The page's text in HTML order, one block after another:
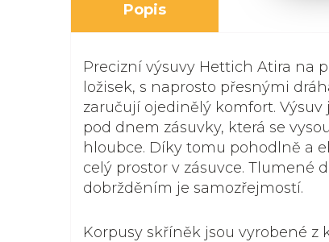
Popis
Precizní výsuvy Hettich Atira na
ložisek, s naprosto přesnými
zaručují ojedinělý komfort.
pod dnem zásuvky, která se
hloubce. Díky tomu pohodlně a
celý prostor v zásuvce. Tlumené
dobržděním je samozřejmostí.
Korpusy skříněk jsou vyrobené z